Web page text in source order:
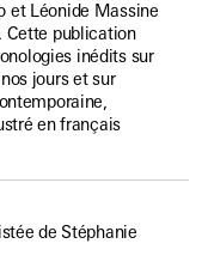
et Léonide Massine
Cette publication
inédits sur
jours et sur
en français
de Stéphanie